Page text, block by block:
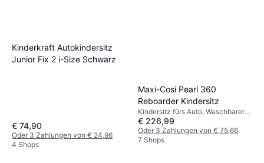
Kinderkraft Autokindersitz
Junior Fix 2 i-Size Schwarz
€ 74,90
Oder 3 Zahlungen von € 24,96
4 Shops
Maxi-Cosi Pearl 360
Reboarder Kindersitz
Kindersitz fürs Auto, Waschbarer
Bezug
€ 226,99
Oder 3 Zahlungen von € 75,66
7 Shops